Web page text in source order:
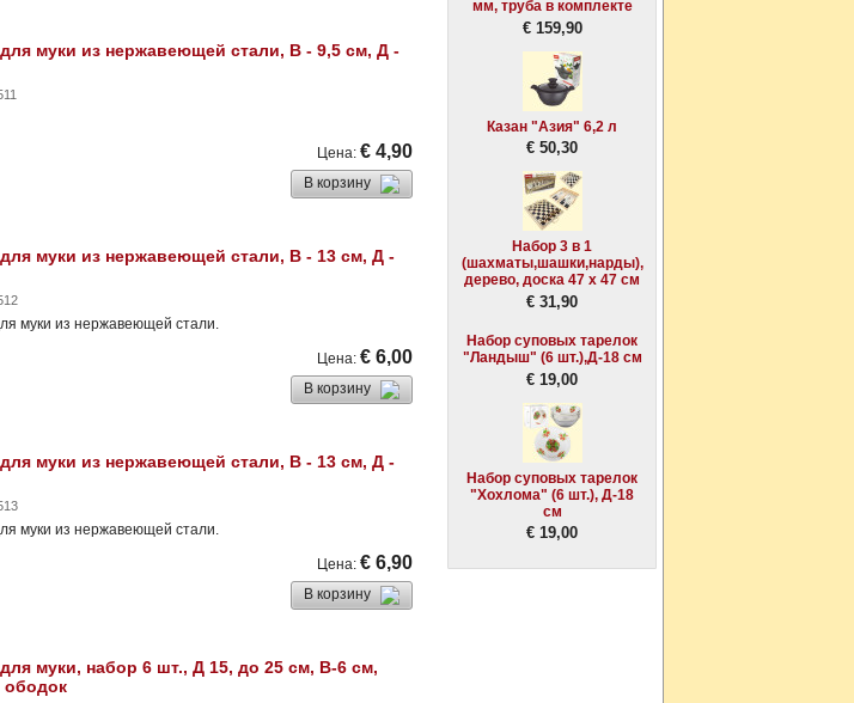
мм, труба в комплекте
€ 159,90
Казан "Азия" 6,2 л
€ 50,30
Набор 3 в 1
(шахматы,шашки,нарды),
дерево, доска 47 х 47 см
€ 31,90
Набор суповых тарелок
"Ландыш" (6 шт.),Д-18 см
€ 19,00
Набор суповых тарелок
"Хохлома" (6 шт.), Д-18
см
€ 19,00
муки из нержавеющей стали, В - 9,5 см, Д -
Цена: € 4,90
В корзину
муки из нержавеющей стали, В - 13 см, Д -
муки из нержавеющей стали.
Цена: € 6,00
В корзину
муки из нержавеющей стали, В - 13 см, Д -
муки из нержавеющей стали.
Цена: € 6,90
В корзину
муки, набор 6 шт., Д 15, до 25 см, В-6 см,
ободок